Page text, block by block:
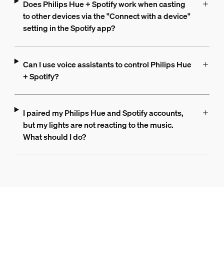
Does Philips Hue + Spotify work when casting
to other devices via the "Connect with a device"
setting in the Spotify app?
Can I use voice assistants to control Philips Hue
+ Spotify?
I paired my Philips Hue and Spotify accounts,
but my lights are not reacting to the music.
What should I do?